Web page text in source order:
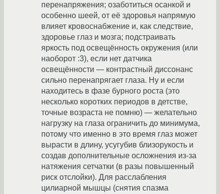
перенапряжения; озаботиться осанкой и
особенно шеей, от её здоровья напрямую
влияет кровоснабжение и, как следствие,
здоровье глаз и мозга; подстраивать
яркость под освещённость окружения (или
наоборот :3), если нет датчика
освещённости — контрастный диссонанс
сильно перенапрягает глаза. Ну и если
находитесь в фазе бурного роста (это
несколько коротких периодов в детстве,
точные возраста не помню) — желательно
нагрузку на глаза ограничить до минимума,
потому что именно в это время глаз может
вырасти в длину, усугубив близорукость и
создав дополнительные осложнения из-за
натяжения сетчатки (в разы повышенный
риск отслойки). Для расслабления
цилиарной мышцы (снятия спазма